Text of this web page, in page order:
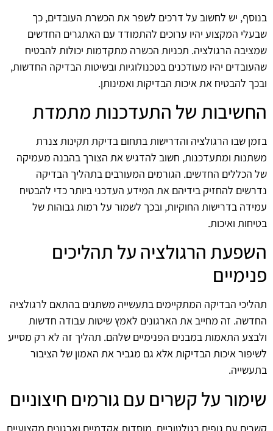
בנוסף, יש לחשוב על דרכים לשפר את הכשרת העובדים, כך
שבעלי המקצוע יהיו ערוכים להתמודד עם האתגרים החדשים
שמציבה הרגולציה. תכניות הכשרה מתקדמות יכולות להבטיח
שהעובדים יהיו מעודכנים בטכנולוגיות ובשיטות הבדיקה החדשות,
ובכך להבטיח את איכות הבדיקות ואמינותן.
החשיבות של התעדכנות מתמדת
בזמן שבו הרגולציה והדרישות בתחום בדיקת תקינות צנרת
משתנות ומתעדכנות, חשוב להדגיש את הצורך בהבנה מעמיקה
של הכללים החדשים. הגורמים המעורבים בתהליך הבדיקה
נדרשים להחזיק בידיהם את המידע העדכני ביותר כדי להבטיח
עמידה בדרישות החוקיות, ובכך לשמור על רמות גבוהות של
בטיחות ואיכות.
השפעת הרגולציה על תהליכים
פנימיים
תהליכי הבדיקה המתקיימים בתעשייה משתנים בהתאם לרגולציה
החדשה. זה מחייב את הארגונים לאמץ שיטות עבודה חדשות
ולבצע התאמות במבנים הפנימיים שלהם. תהליך זה לא רק מסייע
לשיפור איכות הבדיקות אלא גם מגביר את האמון של הציבור
בתעשייה.
שימור על קשרים עם גורמים חיצוניים
קשרים עם גופים רגולטוריים, מוסדות אקדמיים וארגונים מקצועיים